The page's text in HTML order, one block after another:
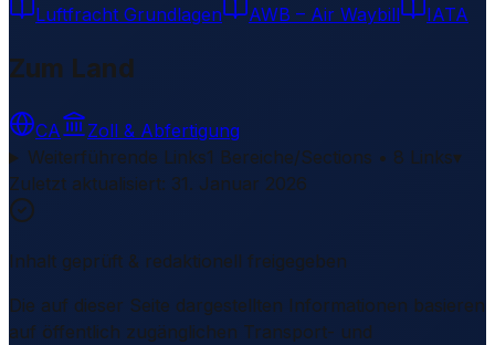
Luftfracht Grundlagen AWB – Air Waybill IATA
Zum Land
CA
Zoll & Abfertigung
Weiterführende Links1 Bereiche/Sections • 8 Links▾
Zuletzt aktualisiert: 31. Januar 2026
Inhalt geprüft & redaktionell freigegeben
Die auf dieser Seite dargestellten Informationen basieren
auf öffentlich zugänglichen Transport- und